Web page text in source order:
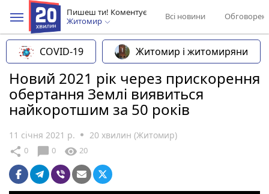
Пишеш ти! Коментує
Житомир
Всі новини
COVID-19 Житомир і житомиряни
Новий 2021 рік через прискорення
обертання Землі виявиться
найкоротшим за 50 років
11 січня 2021 р. 20 хвилин (Житомир)
share 0 chat_bubble 0 visibility 20